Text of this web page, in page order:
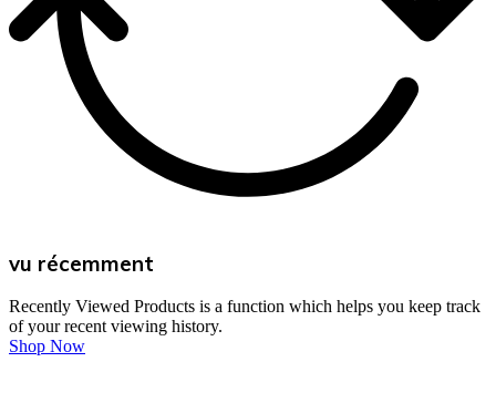
vu récemment
Recently Viewed Products is a function which helps you keep track
of your recent viewing history.
Shop Now